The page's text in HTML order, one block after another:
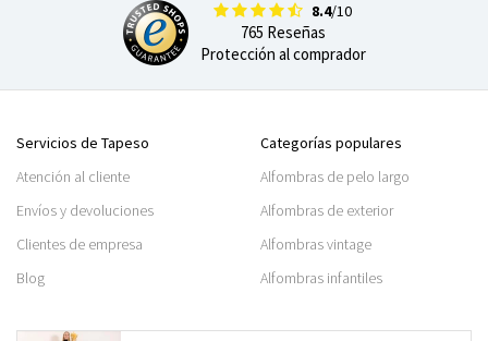
8.4/10
765 Reseñas
Protección al comprador
Servicios de Tapeso
Atención al cliente
Envíos y devoluciones
Clientes de empresa
Blog
Categorías populares
Alfombras de pelo largo
Alfombras de exterior
Alfombras vintage
Alfombras infantiles